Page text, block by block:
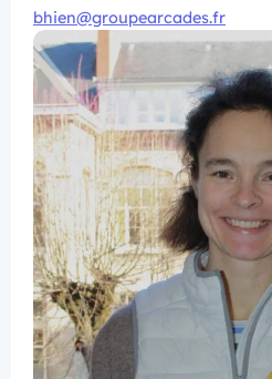
bhien@groupearcades.fr